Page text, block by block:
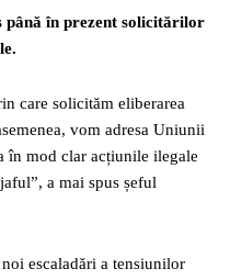
până în prezent solicitărilor
care solicităm eliberarea
vom adresa Uniunii
în mod clar acțiunile ilegale
a mai spus șeful
escaladări a tensiunilor